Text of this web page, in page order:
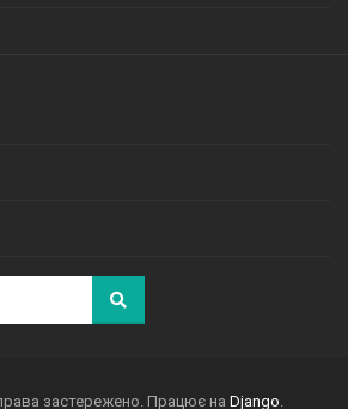
застережено. Працює на Django.